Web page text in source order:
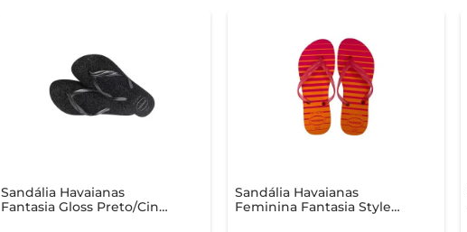
Sandália Havaianas
Fantasia Gloss Preto/Cinza
Sandália Havaianas
Feminina Fantasia Style